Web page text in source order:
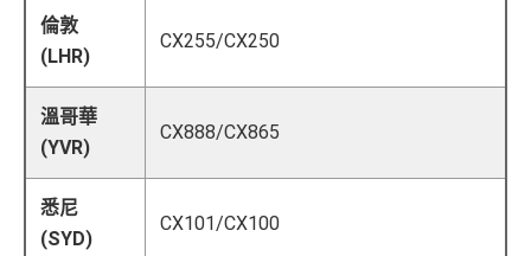
倫敦
(LHR)
CX255/CX250
溫哥華
(YVR)
CX888/CX865
悉尼
(SYD)
CX101/CX100